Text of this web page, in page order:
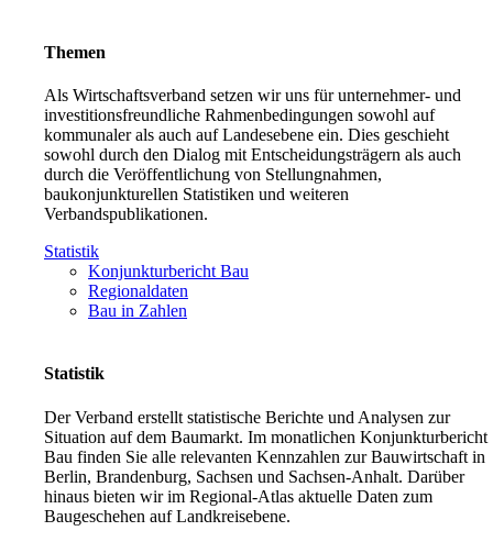
Themen
Als Wirtschaftsverband setzen wir uns für unternehmer- und
investitionsfreundliche Rahmenbedingungen sowohl auf
kommunaler als auch auf Landesebene ein. Dies geschieht
sowohl durch den Dialog mit Entscheidungsträgern als auch
durch die Veröffentlichung von Stellungnahmen,
baukonjunkturellen Statistiken und weiteren
Verbandspublikationen.
Statistik
Konjunkturbericht Bau
Regionaldaten
Bau in Zahlen
Statistik
Der Verband erstellt statistische Berichte und Analysen zur
Situation auf dem Baumarkt. Im monatlichen Konjunkturbericht
Bau finden Sie alle relevanten Kennzahlen zur Bauwirtschaft in
Berlin, Brandenburg, Sachsen und Sachsen-Anhalt. Darüber
hinaus bieten wir im Regional-Atlas aktuelle Daten zum
Baugeschehen auf Landkreisebene.